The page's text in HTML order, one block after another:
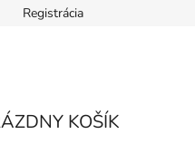
Registrácia
KOŠÍK